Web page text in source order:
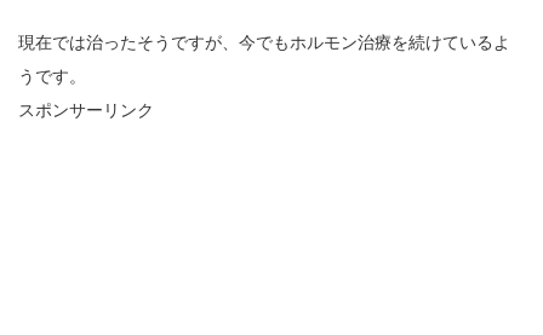
現在では治ったそうですが、今でもホルモン治療を続けているよ
うです。
スポンサーリンク